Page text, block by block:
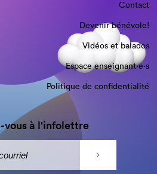
Contact
Devenir bénévole!
Vidéos et balados
Espace enseignant·e⋅s
Politique de confidentialité
vous à l'infolettre